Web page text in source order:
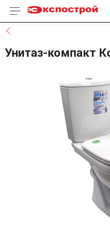
Каталог товаров
Унитаз-компакт